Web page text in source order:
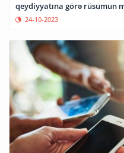
qeydiyyatına görə rüsumun
24-10-2023